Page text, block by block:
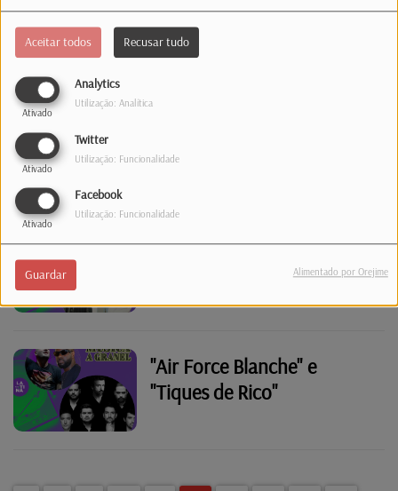
Aceitar todos Recusar tudo
Analytics
Ativado
Utilização: Analítica
Twitter
Ativado
Utilização: Funcionalidade
Facebook
Ativado
Utilização: Funcionalidade
Guardar Alimentado por Orejime
Modo "Latina"
Campbell e Rony Fuego
"Messiah" e "Bom Peixe"
"Air Force Blanche" e
"Tiques de Rico"